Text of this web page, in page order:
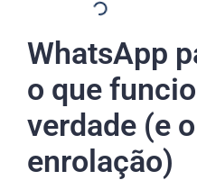
WhatsApp
o que
verdade (e
enrolação)